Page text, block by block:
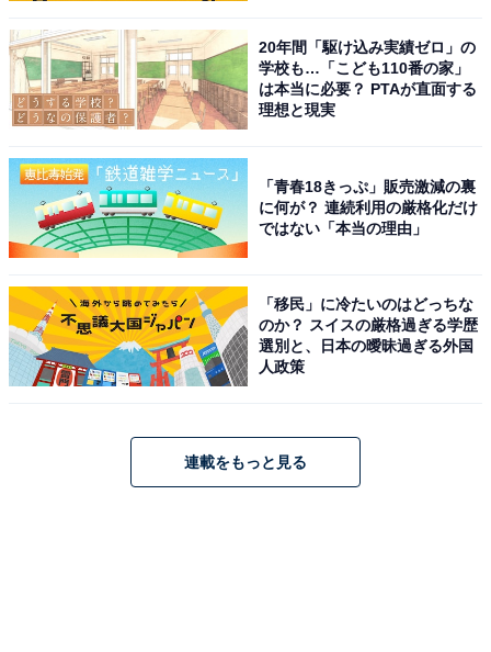
20年間「駆け込み実績ゼロ」の
学校も…「こども110番の家」
は本当に必要？ PTAが直面する
理想と現実
「青春18きっぷ」販売激減の裏
に何が？ 連続利用の厳格化だけ
ではない「本当の理由」
「移民」に冷たいのはどっちな
のか？ スイスの厳格過ぎる学歴
選別と、日本の曖昧過ぎる外国
人政策
連載をもっと見る